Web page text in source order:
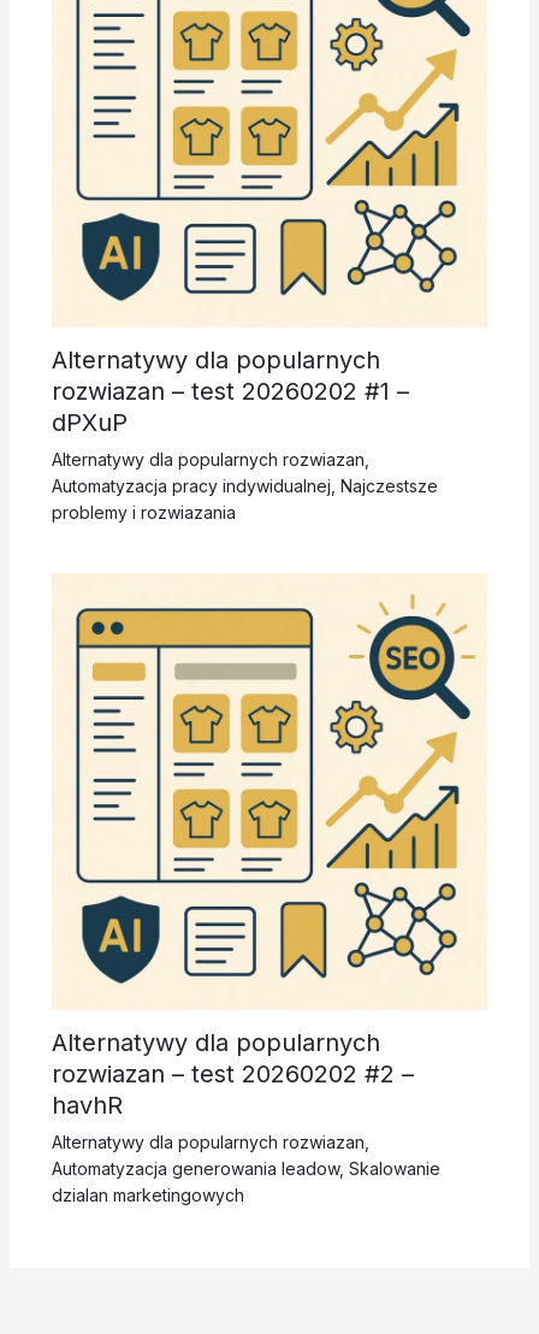
Alternatywy dla popularnych
rozwiazan – test 20260202 #1 –
dPXuP
Alternatywy dla popularnych rozwiazan
Automatyzacja pracy indywidualnej Najczestsze
problemy i rozwiazania
Alternatywy dla popularnych
rozwiazan – test 20260202 #2 –
havhR
Alternatywy dla popularnych rozwiazan
Automatyzacja generowania leadow, Skalowanie
dzialan marketingowych